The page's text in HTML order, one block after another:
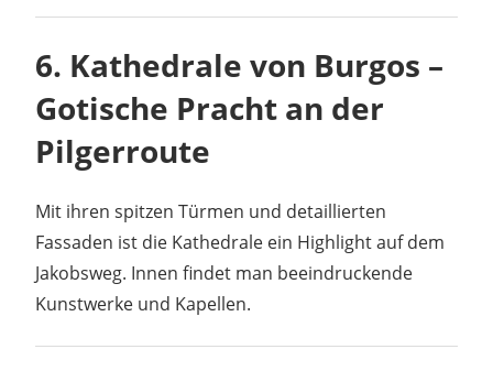
6. Kathedrale von Burgos –
Gotische Pracht an der
Pilgerroute
Mit ihren spitzen Türmen und detaillierten
Fassaden ist die Kathedrale ein Highlight auf dem
Jakobsweg. Innen findet man beeindruckende
Kunstwerke und Kapellen.